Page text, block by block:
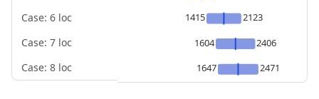
Case: 6 loc
Case: 7 loc
Case: 8 loc
1415
2123
1604
2406
1647
2471